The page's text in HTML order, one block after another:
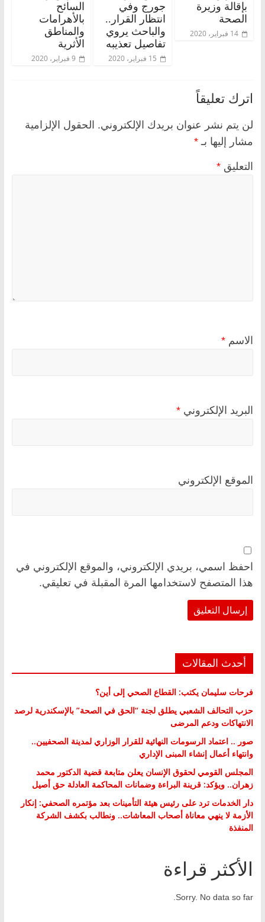
بإقالة وزيرة
الصحة
14 فبراير، 2020
جورج وفي
انتظار القرار..
والباحث يروي
تفاصيل تعذيبه
15 فبراير، 2020
السائح
بالأهرامات
والمناطق
الأثرية
9 فبراير، 2020
اترك تعليقاً
لن يتم نشر عنوان بريدك الإلكتروني. الحقول الإلزامية
مشار إليها بـ *
التعليق *
الاسم *
البريد الإلكتروني *
الموقع الإلكتروني
احفظ اسمي، بريدي الإلكتروني، والموقع الإلكتروني في
هذا المتصفح لاستخدامها المرة المقبلة في تعليقي.
أحدث المقالات
فرحات سليمان يكتب: القطاع الصحي إلى أين؟
حزب التحالف الشعبي يطلق لجنة “الحق في الصحة” بالإسكندرية لرصد
الانتهاكات ودعم المرضى
صور .. اعتماد الرسومات النهائية للقرار الوزاري لمدينة الصحفيين..
وانتهاء أعمال إنشاء المبنى الإداري
المجلس القومي لحقوق الإنسان يعلن متابعة قضية الدكتور محمد
زهران.. ويؤكد: قرينة البراءة وضمانات المحاكمة العادلة حق أصيل
دار الخدمات ترد على رئيس هيئة التأمينات بعد مؤتمره الصحفي: إنكار
الأزمة لا ينهي معاناة أصحاب المعاشات.. ونطالب بكشف الشركة
المنفذة
الأكثر قراءة
Sorry. No data so far.